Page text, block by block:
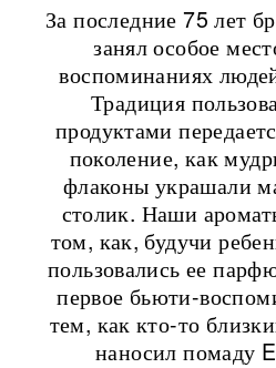
За последние 75 лет
занял особое
воспоминаниях
Традиция
продуктами
поколение, как
флаконы украшали
столик. Наши
том, как, будучи
пользовались ее
первое бьюти-
тем, как кто-то
наносил помаду